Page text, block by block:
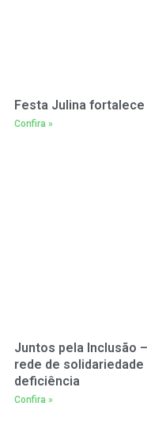
Festa Julina
Confira »
Juntos pela Inclusão
rede de
deficiência
Confira »